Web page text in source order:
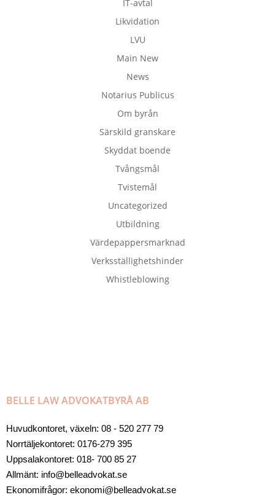
IT-avtal
Likvidation
LVU
Main New
News
Notarius Publicus
Om byrån
Särskild granskare
Skyddat boende
Tvångsmål
Tvistemål
Uncategorized
Utbildning
Värdepappersmarknad
Verksställighetshinder
Whistleblowing
BELLE LAW ADVOKATBYRÅ AB
Huvudkontoret, växeln: 08 - 520 277 79
Norrtäljekontoret: 0176-279 395
Uppsalakontoret: 018- 700 85 27
Allmänt: info@belleadvokat.se
Ekonomifrågor: ekonomi@belleadvokat.se